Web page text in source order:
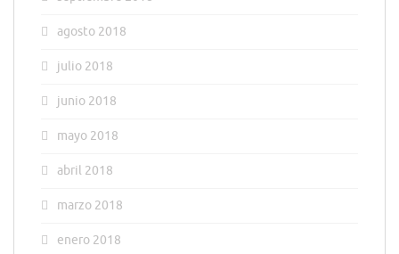
agosto 2018
julio 2018
junio 2018
mayo 2018
abril 2018
marzo 2018
enero 2018